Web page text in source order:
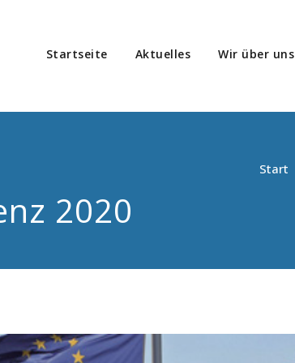
Startseite Aktuelles Wir über uns
2020
Start